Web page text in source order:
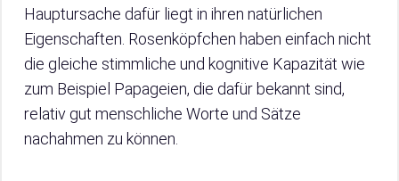
Hauptursache dafür liegt in ihren natürlichen
Eigenschaften. Rosenköpfchen haben einfach nicht
die gleiche stimmliche und kognitive Kapazität wie
zum Beispiel Papageien, die dafür bekannt sind,
relativ gut menschliche Worte und Sätze
nachahmen zu können.